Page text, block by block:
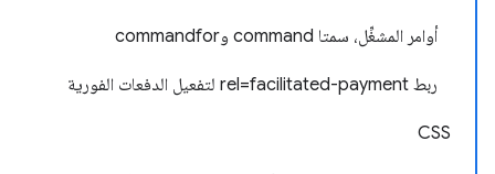
أوامر المشغِّل، سمتا command وcommandfor
ربط rel=facilitated-payment لتفعيل الدفعات الفورية
CSS